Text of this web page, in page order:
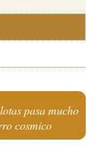
pasa mucho
cosmico